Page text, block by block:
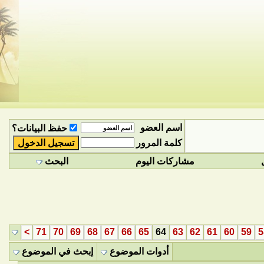
اسم العضو
حفظ البيانات؟
كلمة المرور
مشاركات اليوم البحث
59
60
61
62
63
64
65
66
67
68
69
70
71
>
أدوات الموضوع
إبحث في الموضوع